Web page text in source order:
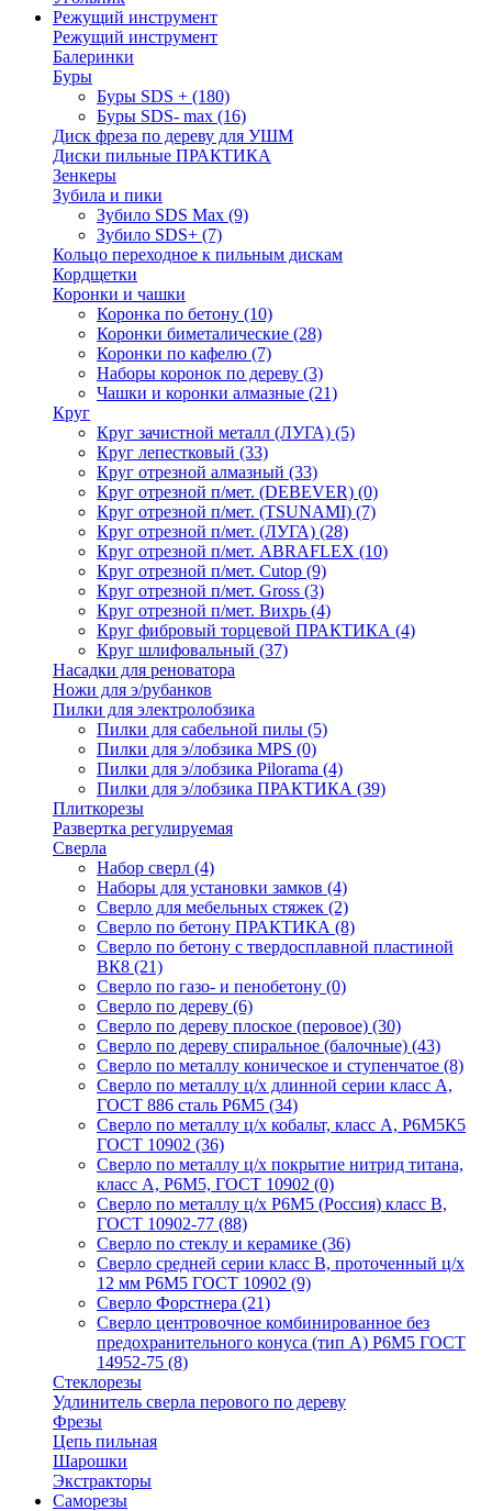
Режущий инструмент
Режущий инструмент
Балеринки
Буры
Буры SDS + (180)
Буры SDS- max (16)
Диск фреза по дереву для УШМ
Диски пильные ПРАКТИКА
Зенкеры
Зубила и пики
Зубило SDS Max (9)
Зубило SDS+ (7)
Кольцо переходное к пильным дискам
Кордщетки
Коронки и чашки
Коронка по бетону (10)
Коронки биметалические (28)
Коронки по кафелю (7)
Наборы коронок по дереву (3)
Чашки и коронки алмазные (21)
Круг
Круг зачистной металл (ЛУГА) (5)
Круг лепестковый (33)
Круг отрезной алмазный (33)
Круг отрезной п/мет. (DEBEVER) (0)
Круг отрезной п/мет. (TSUNAMI) (7)
Круг отрезной п/мет. (ЛУГА) (28)
Круг отрезной п/мет. ABRAFLEX (10)
Круг отрезной п/мет. Cutop (9)
Круг отрезной п/мет. Gross (3)
Круг отрезной п/мет. Вихрь (4)
Круг фибровый торцевой ПРАКТИКА (4)
Круг шлифовальный (37)
Насадки для реноватора
Ножи для э/рубанков
Пилки для электролобзика
Пилки для сабельной пилы (5)
Пилки для э/лобзика MPS (0)
Пилки для э/лобзика Pilorama (4)
Пилки для э/лобзика ПРАКТИКА (39)
Плиткорезы
Развертка регулируемая
Сверла
Набор сверл (4)
Наборы для установки замков (4)
Сверло для мебельных стяжек (2)
Сверло по бетону ПРАКТИКА (8)
Сверло по бетону с твердосплавной пластиной
ВК8 (21)
Сверло по газо- и пенобетону (0)
Сверло по дереву (6)
Сверло по дереву плоское (перовое) (30)
Сверло по дереву спиральное (балочные) (43)
Сверло по металлу коническое и ступенчатое (8)
Сверло по металлу ц/х длинной серии класс А,
ГОСТ 886 сталь Р6М5 (34)
Сверло по металлу ц/х кобальт, класс А, Р6М5К5
ГОСТ 10902 (36)
Сверло по металлу ц/х покрытие нитрид титана,
класс А, Р6М5, ГОСТ 10902 (0)
Сверло по металлу ц/х Р6М5 (Россия) класс В,
ГОСТ 10902-77 (88)
Сверло по стеклу и керамике (36)
Сверло средней серии класс В, проточенный ц/х
12 мм Р6М5 ГОСТ 10902 (9)
Сверло Форстнера (21)
Сверло центровочное комбинированное без
предохранительного конуса (тип А) Р6М5 ГОСТ
14952-75 (8)
Стеклорезы
Удлинитель сверла перового по дереву
Фрезы
Цепь пильная
Шарошки
Экстракторы
Саморезы